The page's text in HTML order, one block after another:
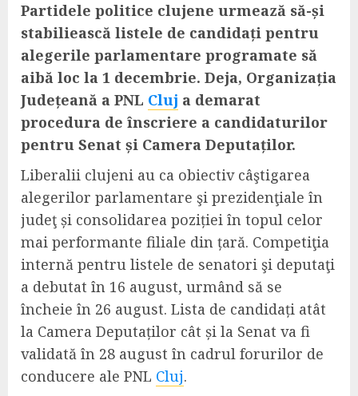
Partidele politice clujene urmează să-și
stabiliească listele de candidați pentru
alegerile parlamentare programate să
aibă loc la 1 decembrie. Deja, Organizația
Județeană a PNL Cluj a demarat
procedura de înscriere a candidaturilor
pentru Senat și Camera Deputaților.
Liberalii clujeni au ca obiectiv câştigarea
alegerilor parlamentare şi prezidenţiale în
judeţ și consolidarea poziției în topul celor
mai performante filiale din țară. Competiţia
internă pentru listele de senatori şi deputaţi
a debutat în 16 august, urmând să se
încheie în 26 august. Lista de candidați atât
la Camera Deputaților cât și la Senat va fi
validată în 28 august în cadrul forurilor de
conducere ale PNL Cluj.